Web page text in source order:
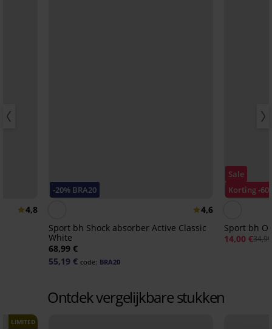
4,8
-20% BRA20
4,6
Sport bh Shock absorber Active Classic
White
68,99 €
55,19 € code: BRA20
Sale
Korting -
Sport bh
14,00 €
Ontdek vergelijkbare stukken
LIMITED